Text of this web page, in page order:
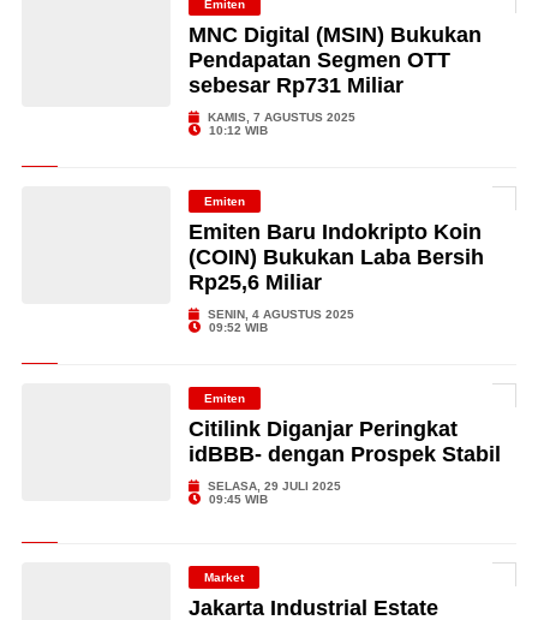
Emiten
MNC Digital (MSIN) Bukukan
Pendapatan Segmen OTT
sebesar Rp731 Miliar
KAMIS, 7 AGUSTUS 2025
10:12 WIB
Emiten
Emiten Baru Indokripto Koin
(COIN) Bukukan Laba Bersih
Rp25,6 Miliar
SENIN, 4 AGUSTUS 2025
09:52 WIB
Emiten
Citilink Diganjar Peringkat
idBBB- dengan Prospek Stabil
SELASA, 29 JULI 2025
09:45 WIB
Market
Jakarta Industrial Estate